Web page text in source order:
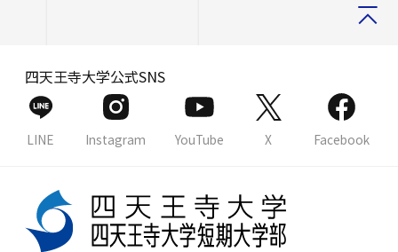
四天王寺大学公式SNS
LINE Instagram YouTube X Facebook